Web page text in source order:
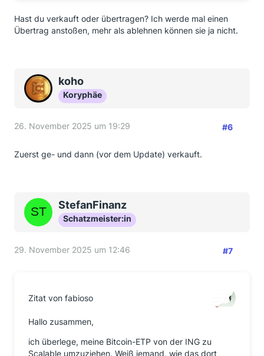
Hast du verkauft oder übertragen? Ich werde mal einen
Übertrag anstoßen, mehr als ablehnen können sie ja nicht.
koho
Koryphäe
26. November 2025 um 19:29 #6
Zuerst ge- und dann (vor dem Update) verkauft.
StefanFinanz
Schatzmeister:in
29. November 2025 um 12:46 #7
Zitat von fabioso
Hallo zusammen,
ich überlege, meine Bitcoin-ETP von der ING zu
Scalable umzuziehen. Weiß jemand, wie das dort